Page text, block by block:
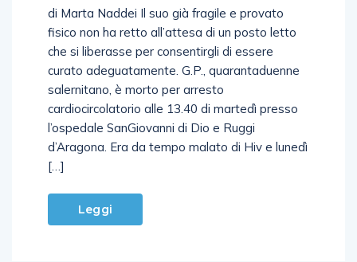
di Marta Naddei Il suo già fragile e provato
fisico non ha retto all’attesa di un posto letto
che si liberasse per consentirgli di essere
curato adeguatamente. G.P., quarantaduenne
salernitano, è morto per arresto
cardiocircolatorio alle 13.40 di martedì presso
l’ospedale SanGiovanni di Dio e Ruggi
d’Aragona. Era da tempo malato di Hiv e lunedì
[…]
Leggi